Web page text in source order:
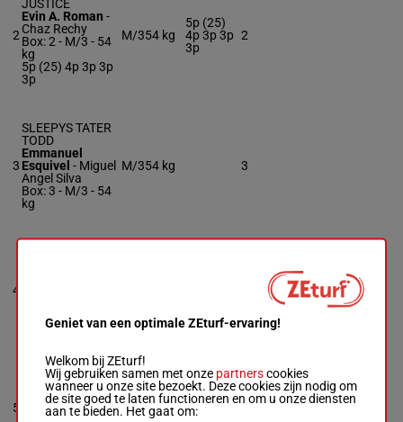
2
JUSTICE
Evin A. Roman -
Chaz Rechy
Box: 2 - M/3 - 54
kg
5p (25) 4p 3p 3p
3p
M/354 kg
5p (25)
4p 3p 3p
3p
2
3
SLEEPYS TATER
TODD
Emmanuel
Esquivel - Miguel
Angel Silva
Box: 3 - M/3 - 54
kg
M/354 kg 3
4
10p 10p 7p
5
JULEE FOREVER
Pedro Pena-
Shawna Martin
Box: 5 -M/6 -
M/651.5
kg
3p 4p 2p
6p 3p
5
Geniet van een optimale ZEturf-ervaring!
Welkom bij ZEturf!
Wij gebruiken samen met onze partnerscookies
wanneer u onze site bezoekt. Deze cookies zijn nodig om
de site goed te laten functioneren en om u onze diensten
aan te bieden. Het gaat om: